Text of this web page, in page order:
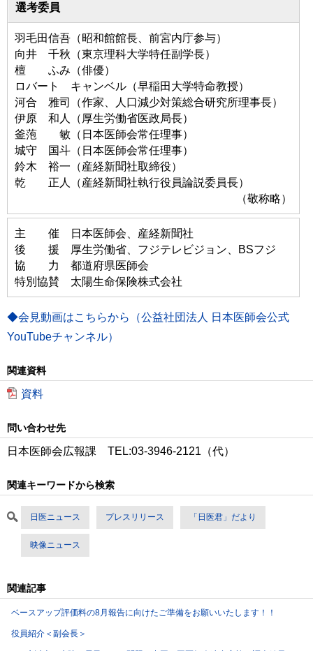
選考委員
羽毛田信吾（昭和館館長、前宮内庁参与）
向井 千秋（東京理科大学特任副学長）
檀 ふみ（俳優）
ロバート キャンベル（早稲田大学特命教授）
河合 雅司（作家、人口減少対策総合研究所理事長）
伊原 和人（厚生労働省医政局長）
釜萢 敏（日本医師会常任理事）
城守 国斗（日本医師会常任理事）
鈴木 裕一（産経新聞社取締役）
乾 正人（産経新聞社執行役員論説委員長）
（敬称略）
主 催 日本医師会、産経新聞社
後 援 厚生労働省、フジテレビジョン、BSフジ
協 力 都道府県医師会
特別協賛 太陽生命保険株式会社
◆会見動画はこちらから（公益社団法人 日本医師会公式
YouTubeチャンネル）
関連資料
資料
問い合わせ先
日本医師会広報課 TEL:03-3946-2121（代）
関連キーワードから検索
日医ニュース プレスリリース 「日医君」だより
映像ニュース
関連記事
ベースアップ評価料の8月報告に向けたご準備をお願いいたします！！
役員紹介＜副会長＞